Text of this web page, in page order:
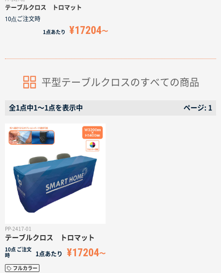
初めての方へ
データ入稿ガイド
再注文について
よくあるご質問
名入れグループサイト
テーブルクロス トロマット
10点 ご注文時
1点あたり ¥17204
平型テーブルクロスのすべての商品
全1点中1〜1点を表示中 ページ: 1
PP-2417-01
テーブルクロス トロマット
10点 ご注文
時
1点あたり ¥17204
フルカラー